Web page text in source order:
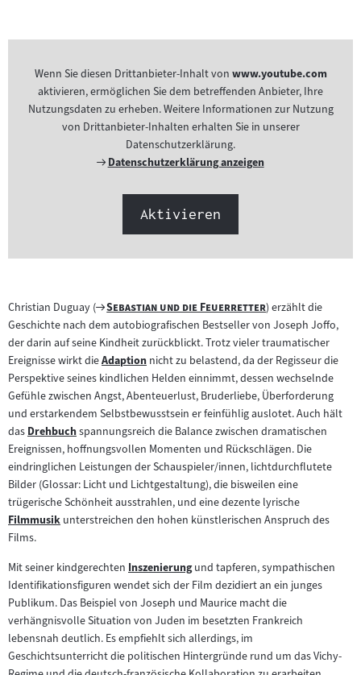
Wenn Sie diesen Drittanbieter-Inhalt von www.youtube.com
aktivieren, ermöglichen Sie dem betreffenden Anbieter, Ihre
Nutzungsdaten zu erheben. Weitere Informationen zur Nutzung
von Drittanbieter-Inhalten erhalten Sie in unserer
Datenschutzerklärung.
Externer
Datenschutzerklärung anzeigen
Aktivieren
Christian Duguay (
Zum
Filmarchiv:
"
Sebastian und die Feuerretter"
) erzählt die
Geschichte nach dem autobiografischen Bestseller von Joseph Joffo,
der darin auf seine Kindheit zurückblickt. Trotz vieler traumatischer
Ereignisse wirkt dieZum
Inhalt:
Adaption nicht zu belastend, da der Regisseur die
Perspektive seines kindlichen Helden einnimmt, dessen wechselnde
Gefühle zwischen Angst, Abenteuerlust, Bruderliebe, Überforderung
und erstarkendem Selbstbewusstsein er feinfühlig auslotet. Auch hält
dasZum
Inhalt:
Drehbuchspannungsreich die Balance zwischen dramatischen
Ereignissen, hoffnungsvollen Momenten und Rückschlägen. Die
eindringlichen Leistungen der Schauspieler/innen, lichtdurchflutete
Bilder (Glossar: Licht und Lichtgestaltung), die bisweilen eine
trügerische Schönheit ausstrahlen, und eine dezente lyrische
Zum
Inhalt:
Filmmusik unterstreichen den hohen künstlerischen Anspruch des
Films.
Mit seiner kindgerechten Zum
Inhalt:
Inszenierungund tapferen, sympathischen
Identifikationsfiguren wendet sich der Film dezidiert an ein junges
Publikum. Das Beispiel von Joseph und Maurice macht die
verhängnisvolle Situation von Juden im besetzten Frankreich
lebensnah deutlich. Es empfiehlt sich allerdings, im
Geschichtsunterricht die politischen Hintergründe rund um das Vichy-